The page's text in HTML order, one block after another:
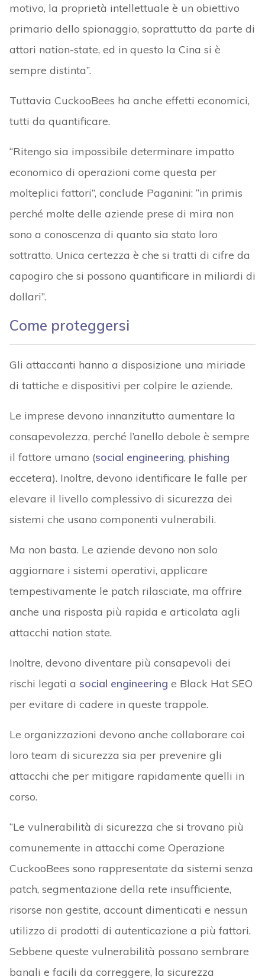
motivo, la proprietà intellettuale è un obiettivo
primario dello spionaggio, soprattutto da parte di
attori nation-state, ed in questo la Cina si è
sempre distinta”.
Tuttavia CuckooBees ha anche effetti economici,
tutti da quantificare.
“Ritengo sia impossibile determinare impatto
economico di operazioni come questa per
molteplici fattori”, conclude Paganini: “in primis
perché molte delle aziende prese di mira non
sono a conoscenza di quanto sia stato loro
sottratto. Unica certezza è che si tratti di cifre da
capogiro che si possono quantificare in miliardi di
dollari”.
Come proteggersi
Gli attaccanti hanno a disposizione una miriade
di tattiche e dispositivi per colpire le aziende.
Le imprese devono innanzitutto aumentare la
consapevolezza, perché l’anello debole è sempre
il fattore umano (social engineering, phishing
eccetera). Inoltre, devono identificare le falle per
elevare il livello complessivo di sicurezza dei
sistemi che usano componenti vulnerabili.
Ma non basta. Le aziende devono non solo
aggiornare i sistemi operativi, applicare
tempestivamente le patch rilasciate, ma offrire
anche una risposta più rapida e articolata agli
attacchi nation state.
Inoltre, devono diventare più consapevoli dei
rischi legati a social engineering e Black Hat SEO
per evitare di cadere in queste trappole.
Le organizzazioni devono anche collaborare coi
loro team di sicurezza sia per prevenire gli
attacchi che per mitigare rapidamente quelli in
corso.
“Le vulnerabilità di sicurezza che si trovano più
comunemente in attacchi come Operazione
CuckooBees sono rappresentate da sistemi senza
patch, segmentazione della rete insufficiente,
risorse non gestite, account dimenticati e nessun
utilizzo di prodotti di autenticazione a più fattori.
Sebbene queste vulnerabilità possano sembrare
banali e facili da correggere, la sicurezza